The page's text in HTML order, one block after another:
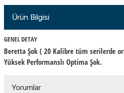
Ürün Bilgisi
GENEL DETAY
Beretta Şok ( 20 Kalibre tüm serilerde
Yüksek Performanslı Optima Şok.
Yorumlar